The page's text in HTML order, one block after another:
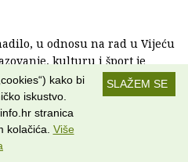
u odnosu na rad u Vijeću
kulturu i šport je
dijaloga dionika koji ne bi
autora, urednika i izdavača
je na prilično ružan način
je to bilo i na razini
priznati da su me takve
SLAŽEM SE
kako bi
iskustvo.
stranica
kolačića. Više